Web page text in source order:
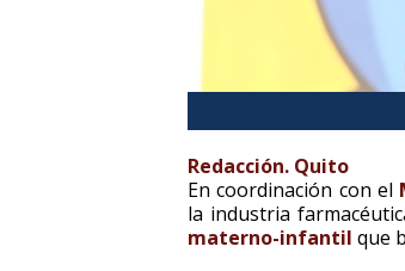
Redacción. Quito
En coordinación con el
la industria
materno-infantil que